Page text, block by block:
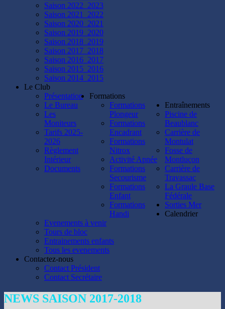
Saison 2022_2023
Saison 2021_2022
Saison 2020_2021
Saison 2019_2020
Saison 2018_2019
Saison 2017_2018
Saison 2016_2017
Saison 2015_2016
Saison 2014_2015
Le Club
Présentation
Le Bureau
Les
Moniteurs
Tarifs 2025-
2026
Règlement
Intérieur
Documents
Formations
Formations
Plongeur
Formations
Encadrant
Formations
Nitrox
Activité Apnée
Formations
Secourisme
Formations
Enfant
Formations
Handi
Entraînements
Piscine de
Beaublanc
Carrière de
Montulat
Fosse de
Montluçon
Carrière de
Travassac
La Graule Base
Fédérale
Sorties Mer
Calendrier
Evenements à venir
Tours de bloc
Entrainements enfants
Tous les evenements
Contactez-nous
Contact Président
Contact Secrétaire
NEWS SAISON 2017-2018
plaisir
sur